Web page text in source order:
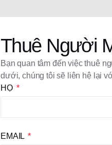
Thuê Người
Bạn quan tâm đến việc thuê
dưới, chúng tôi sẽ liên hệ lại
HỌ
EMAIL